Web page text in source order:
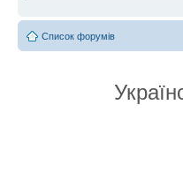
Список форумів